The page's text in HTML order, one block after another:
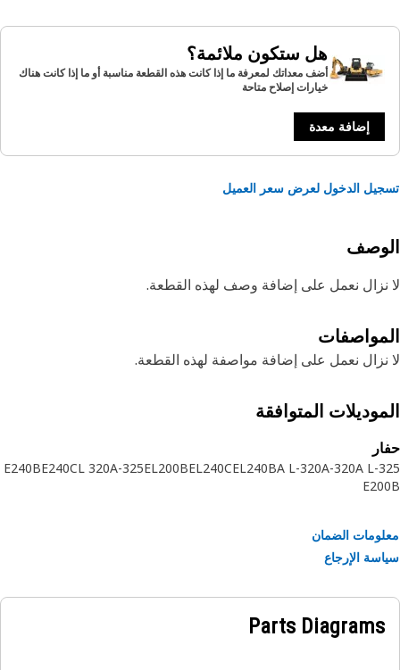
هل ستكون ملائمة؟
أضف معداتك لمعرفة ما إذا كانت هذه القطعة مناسبة أو ما إذا كانت هناك
خيارات إصلاح متاحة
إضافة معدة
الدخول لعرض سعر العميل
نزال نعمل على إضافة وصف لهذه القطعة.
نعمل على إضافة مواصفة لهذه القطعة.
المتوافقة
320-A
320-A L
EL240B
EL240C
EL200B
325-A
320 L
E240C
E240B
الضمان
الإرجاع
Parts Diagrams